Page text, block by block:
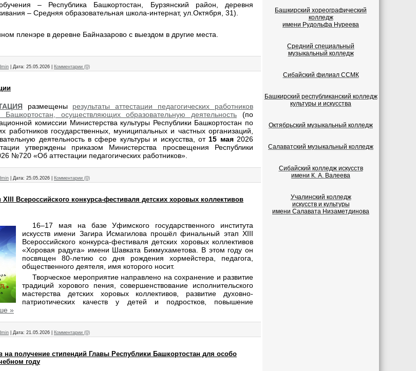
– Республика Башкортостан, Бурзянский район, деревня
– Средняя образовательная школа-интернат, ул.Октября, 31).
пленэре в деревне Байназарово с выездом в другие места.
Дата: 25.05.2026 Комментарии (0)
размещены результаты аттестации педагогических работников
Башкортостан, осуществляющих образовательную деятельность (по
комиссии Министерства культуры Республики Башкортостан по
работников государственных, муниципальных и частных организаций,
деятельность в сфере культуры и искусства, от 15 мая2026
утверждены приказом Министерства просвещения Республики
№720 «Об аттестации педагогических работников».
Дата: 25.05.2026 Комментарии (0)
Всероссийского конкурса-фестиваля детских хоровых коллективов
16–17 мая на базе Уфимского государственного института
искусств имени Загира Исмагилова прошёл финальный этап XIII
Всероссийского конкурса-фестиваля детских хоровых коллективов
«Хоровая радуга» имени Шавката Бикмухаметова. В этом году он
посвящен 80-летию со дня рождения хормейстера, педагога,
общественного деятеля, имя которого носит.
Творческое мероприятие направлено на сохранение и развитие
традиций хорового пения, совершенствование исполнительского
мастерства детских хоровых коллективов, развитие духовно-
патриотических качеств у детей и подростков, повышение
»
Дата: 21.05.2026 Комментарии (0)
на получение стипендий Главы Республики Башкортостан для особо
году
Башкирский хореографический
колледж
имени Рудольфа Нуреева
Средний специальный
музыкальный колледж
Сибайский филиал ССМК
Башкирский республиканский колледж
культуры и искусства
Октябрьский музыкальный колледж
Салаватский музыкальный колледж
Сибайский колледж искусств
имени К. А. Валеева
Учалинский колледж
искусств и культуры
имени Салавата Низаметдинова